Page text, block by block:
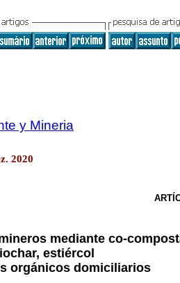
y Mineria
2020
mediante co-
estiércol
orgánicos domiciliarios